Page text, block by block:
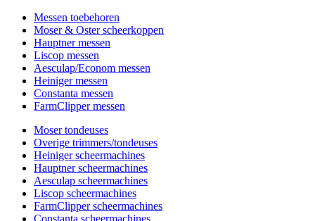
Messen toebehoren
Moser & Oster scheerkoppen
Hauptner messen
Liscop messen
Aesculap/Econom messen
Heiniger messen
Constanta messen
FarmClipper messen
Moser tondeuses
Overige trimmers/tondeuses
Heiniger scheermachines
Hauptner scheermachines
Aesculap scheermachines
Liscop scheermachines
FarmClipper scheermachines
Constanta scheermachines